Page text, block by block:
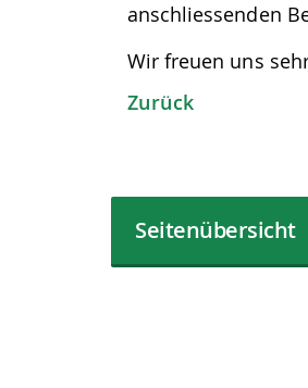
anschliessenden
Wir freuen uns
Zurück
Seitenübersicht